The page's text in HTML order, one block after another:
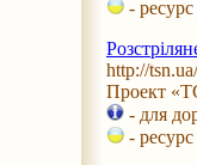
-
http://
Проект
- для
-